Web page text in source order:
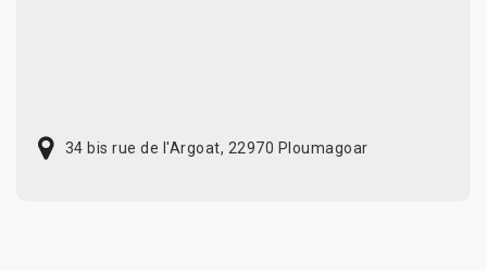
34 bis rue de l'Argoat, 22970 Ploumagoar